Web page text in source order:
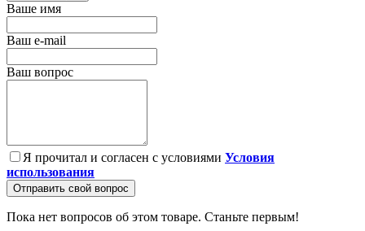
Ваше имя
Ваш e-mail
Ваш вопрос
Я прочитал и согласен с условиями Условия
использования
Отправить свой вопрос
Пока нет вопросов об этом товаре. Станьте первым!